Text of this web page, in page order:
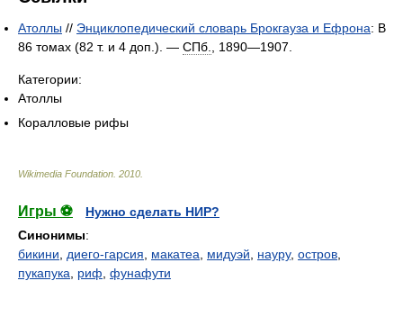
Атоллы // Энциклопедический словарь Брокгауза и Ефрона: В
86 томах (82 т. и 4 доп.). — СПб. , 1890—1907.
Категории:
Атоллы
Коралловые рифы
Wikimedia Foundation 2010
Игры ⚽
Нужно сделать НИР?
Синонимы:
бикини
диего-гарсия макатеа мидуэй науру, остров
пукапука
риф фунафути